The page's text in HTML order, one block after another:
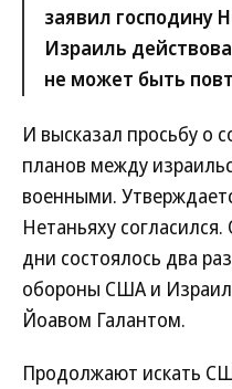
заявил господину
Израиль
не может быть
И высказал просьбу о
планов между
военными.
Нетаньяху
дни состоялось два
обороны США и
Йоавом Галантом.
Продолжают искать